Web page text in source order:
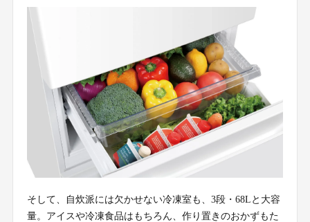
そして、自炊派には欠かせない冷凍室も、3段・68Lと大容
量。アイスや冷凍食品はもちろん、作り置きのおかずもた